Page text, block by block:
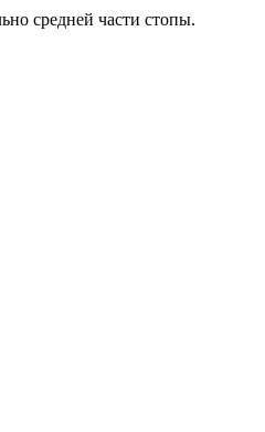
средней части стопы.